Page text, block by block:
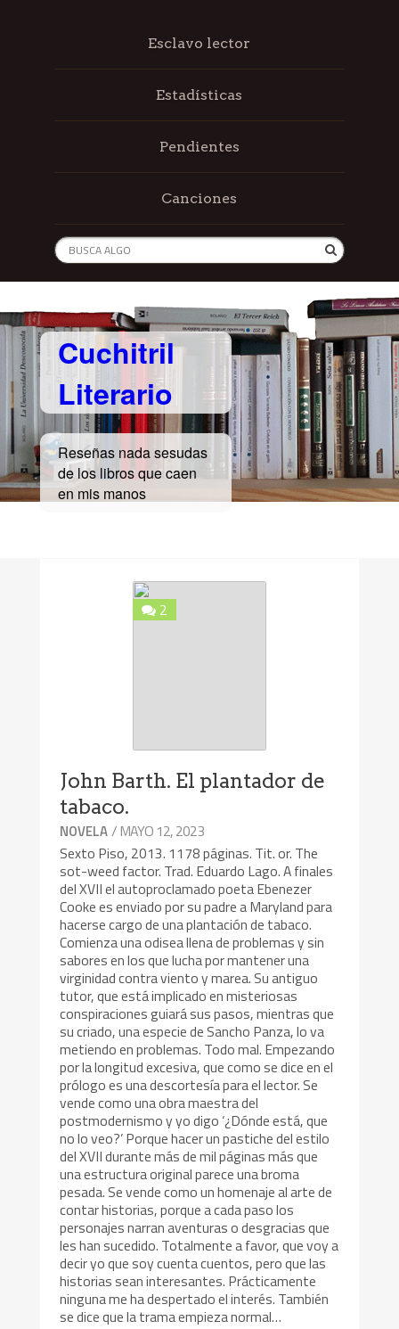
Esclavo lector
Estadísticas
Pendientes
Canciones
Cuchitril
Literario
Reseñas nada sesudas
de los libros que caen
en mis manos
2
John Barth. El plantador de
tabaco.
NOVELA/ MAYO 12, 2023
Sexto Piso, 2013. 1178 páginas. Tit. or. The
sot-weed factor. Trad. Eduardo Lago. A finales
del XVII el autoproclamado poeta Ebenezer
Cooke es enviado por su padre a Maryland para
hacerse cargo de una plantación de tabaco.
Comienza una odisea llena de problemas y sin
sabores en los que lucha por mantener una
virginidad contra viento y marea. Su antiguo
tutor, que está implicado en misteriosas
conspiraciones guiará sus pasos, mientras que
su criado, una especie de Sancho Panza, lo va
metiendo en problemas. Todo mal. Empezando
por la longitud excesiva, que como se dice en el
prólogo es una descortesía para el lector. Se
vende como una obra maestra del
postmodernismo y yo digo ‘¿Dónde está, que
no lo veo?’ Porque hacer un pastiche del estilo
del XVII durante más de mil páginas más que
una estructura original parece una broma
pesada. Se vende como un homenaje al arte de
contar historias, porque a cada paso los
personajes narran aventuras o desgracias que
les han sucedido. Totalmente a favor, que voy a
decir yo que soy cuenta cuentos, pero que las
historias sean interesantes. Prácticamente
ninguna me ha despertado el interés. También
se dice que la trama empieza normal…